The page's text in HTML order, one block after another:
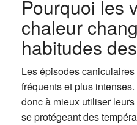
Pourquoi les
chaleur
habitudes
Les épisodes
fréquents et plus
donc à mieux utiliser
se protégeant des